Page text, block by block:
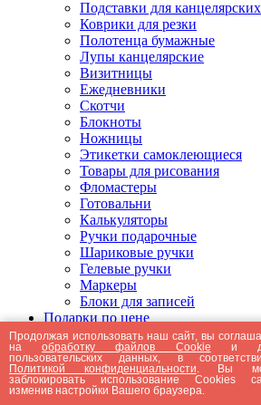
Подставки для
Коврики для резки
Полотенца бумажные
Лупы канцелярские
Визитницы
Ежедневники
Скотчи
Блокноты
Ножницы
Этикетки самоклеющиеся
Товары для рисования
Фломастеры
Готовальни
Калькуляторы
Ручки подарочные
Шариковые ручки
Гелевые ручки
Маркеры
Блоки для записей
Подарки по цене
Подарки от 5000 рублей
Подарки до 5000 рублей
Подарки до 3000 рублей
Подарки до 2000 рублей
Подарки до 1000 рублей
Продолжая использовать наш сайт, вы
наобработку файлов Cookie и
пользовательских данных, в
Политикой конфиденциальности . Вы
заблокировать использование Cookies
изменив настройки Вашего браузера.